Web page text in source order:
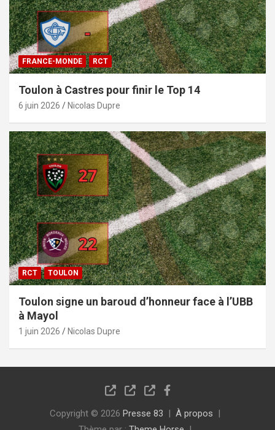
FRANCE-MONDE RCT
Toulon à Castres pour finir le Top 14
6 juin 2026 Nicolas Dupre
RCT TOULON
Toulon signe un baroud d’honneur face à l’UBB
à Mayol
1 juin 2026 Nicolas Dupre
Copyright © 2026 Presse 83
À propos